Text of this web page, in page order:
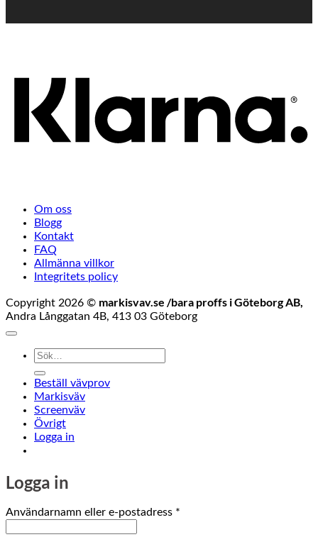
Om oss
Blogg
Kontakt
FAQ
Allmänna villkor
Integritets policy
Copyright 2026 © markisvav.se /bara proffs i Göteborg AB,
Andra Långgatan 4B, 413 03 Göteborg
Sök
Beställ vävprov
Markisväv
Screenväv
Övrigt
Logga in
Logga in
Användarnamn eller e-postadress *